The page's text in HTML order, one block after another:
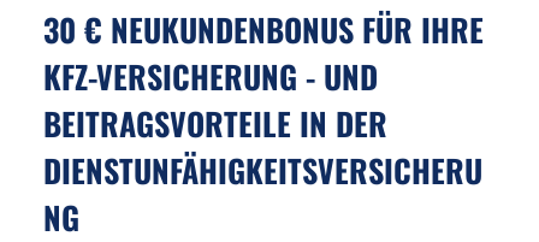
30 € NEUKUNDENBONUS FÜR IHRE
KFZ-VERSICHERUNG - UND
BEITRAGSVORTEILE IN DER
DIENSTUNFÄHIGKEITSVERSICHERU
NG